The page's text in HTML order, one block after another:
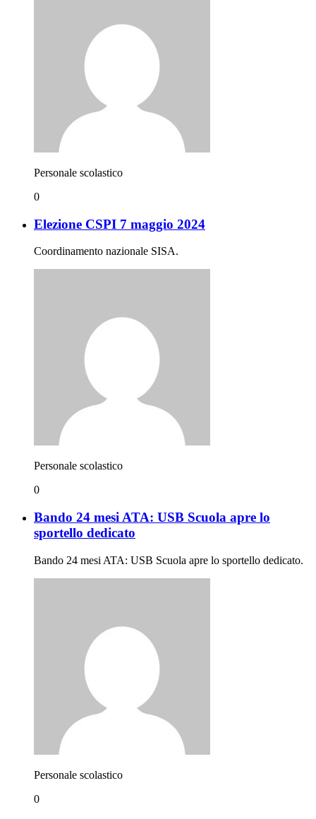
Personale scolastico
0
Elezione CSPI 7 maggio 2024
Coordinamento nazionale SISA.
Personale scolastico
0
Bando 24 mesi ATA: USB Scuola apre lo
sportello dedicato
Bando 24 mesi ATA: USB Scuola apre lo sportello dedicato.
Personale scolastico
0